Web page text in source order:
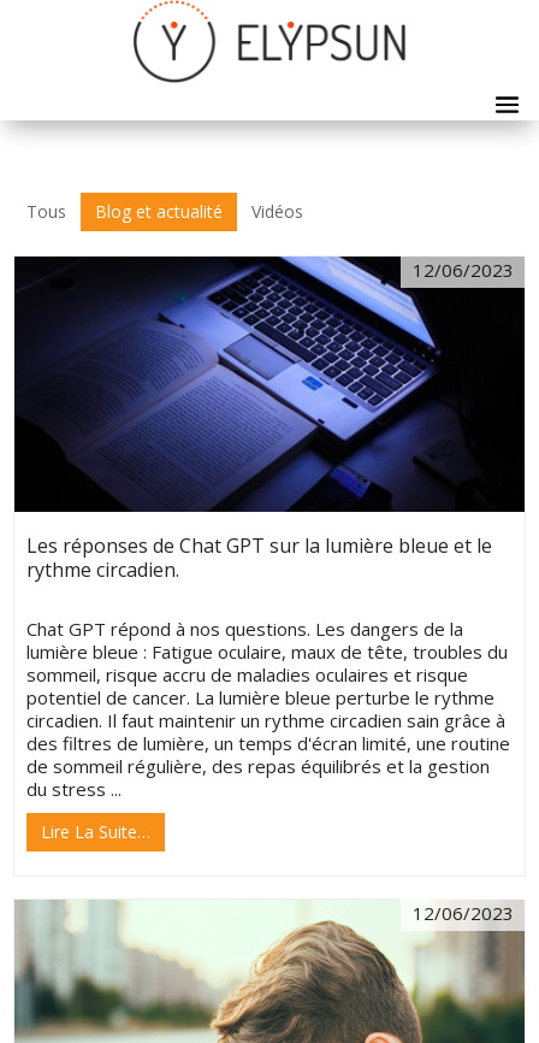
Tous Blog et actualité Vidéos
12/06/2023
Les réponses de Chat GPT sur la lumière bleue et le
rythme circadien.
Chat GPT répond à nos questions. Les dangers de la
lumière bleue : Fatigue oculaire, maux de tête, troubles du
sommeil, risque accru de maladies oculaires et risque
potentiel de cancer. La lumière bleue perturbe le rythme
circadien. Il faut maintenir un rythme circadien sain grâce à
des filtres de lumière, un temps d'écran limité, une routine
de sommeil régulière, des repas équilibrés et la gestion
du stress ...
Lire La Suite…
12/06/2023